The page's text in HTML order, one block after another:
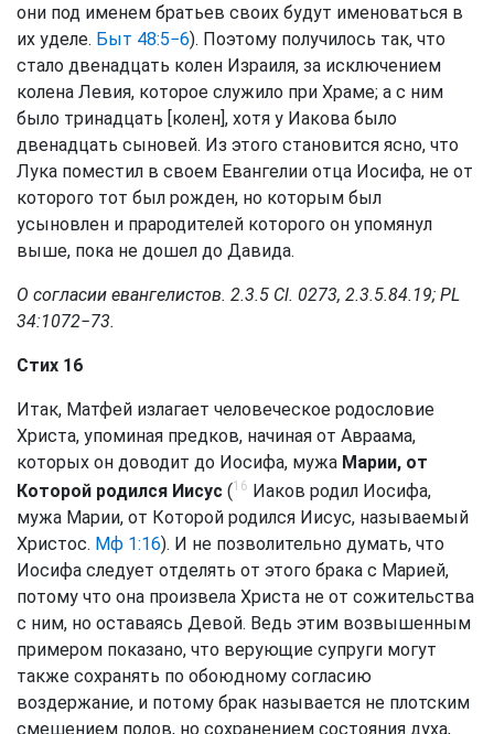
они под именем братьев своих будут именоваться в
их уделе. Быт 48:5−6). Поэтому получилось так, что
стало двенадцать колен Израиля, за исключением
колена Левия, которое служило при Храме; а с ним
было тринадцать [колен], хотя у Иакова было
двенадцать сыновей. Из этого становится ясно, что
Лука поместил в своем Евангелии отца Иосифа, не от
которого тот был рожден, но которым был
усыновлен и прародителей которого он упомянул
выше, пока не дошел до Давида.
О согласии евангелистов. 2.3.5 Сl. 0273, 2.3.5.84.19; PL
34:1072−73.
Стих 16
Итак, Матфей излагает человеческое родословие
Христа, упоминая предков, начиная от Авраама,
которых он доводит до Иосифа, мужа Марии, от
Которой родился Иисус (16 Иаков родил Иосифа,
мужа Марии, от Которой родился Иисус, называемый
Христос. Мф 1:16). И не позволительно думать, что
Иосифа следует отделять от этого брака с Марией,
потому что она произвела Христа не от сожительства
с ним, но оставаясь Девой. Ведь этим возвышенным
примером показано, что верующие супруги могут
также сохранять по обоюдному согласию
воздержание, и потому брак называется не плотским
смешением полов, но сохранением состояния духа,